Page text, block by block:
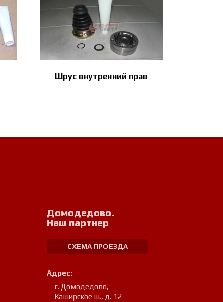
Шрус внутренний прав
Домодедово.
Наш партнер
СХЕМА ПРОЕЗДА
Адрес:
г. Домодедово,
Каширское ш., д. 12